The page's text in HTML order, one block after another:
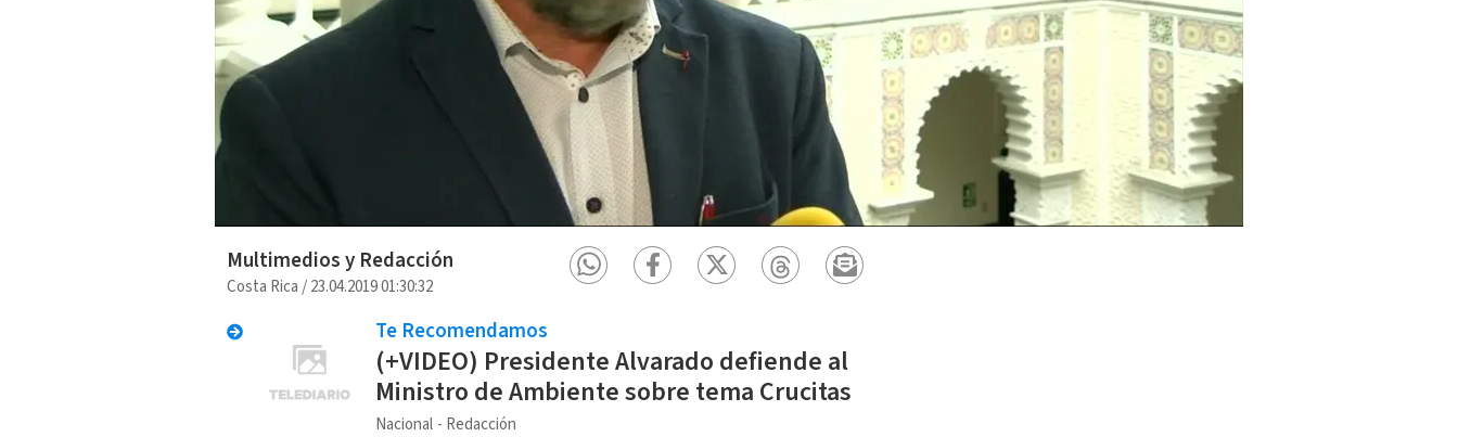
Multimedios y Redacción
Costa Rica /23.04.2019 01:30:32
Te Recomendamos
(+VIDEO) Presidente Alvarado defiende al
Ministro de Ambiente sobre tema Crucitas
Nacional Redacción